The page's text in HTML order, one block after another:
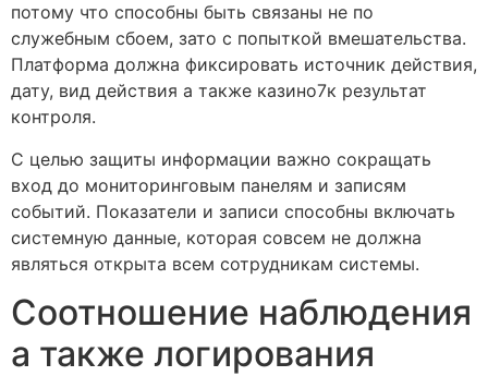
потому что способны быть связаны не по
служебным сбоем, зато с попыткой вмешательства.
Платформа должна фиксировать источник действия,
дату, вид действия а также казино7к результат
контроля.
С целью защиты информации важно сокращать
вход до мониторинговым панелям и записям
событий. Показатели и записи способны включать
системную данные, которая совсем не должна
являться открыта всем сотрудникам системы.
Соотношение наблюдения
а также логирования